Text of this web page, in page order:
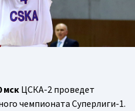
мск ЦСКА-2 проведет
чемпионата Суперлиги-1.